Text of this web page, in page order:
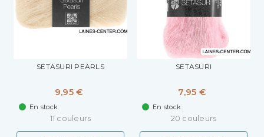
SETASURI PEARLS
9,95 €
En stock
11 couleurs
SETASURI
7,95 €
En stock
20 couleurs